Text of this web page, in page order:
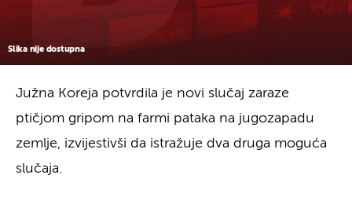
Slika nije dostupna
Južna Koreja potvrdila je novi slučaj zaraze
ptičjom gripom na farmi pataka na jugozapadu
zemlje, izvijestivši da istražuje dva druga moguća
slučaja.